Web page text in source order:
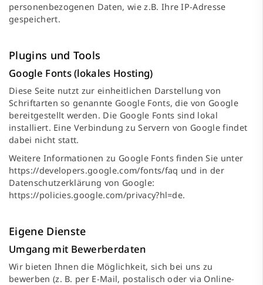
personenbezogenen Daten, wie z.B. Ihre IP-Adresse
gespeichert.
Plugins und Tools
Google Fonts (lokales Hosting)
Diese Seite nutzt zur einheitlichen Darstellung von
Schriftarten so genannte Google Fonts, die von Google
bereitgestellt werden. Die Google Fonts sind lokal
installiert. Eine Verbindung zu Servern von Google findet
dabei nicht statt.
Weitere Informationen zu Google Fonts finden Sie unter
https://developers.google.com/fonts/faq und in der
Datenschutzerklärung von Google:
https://policies.google.com/privacy?hl=de.
Eigene Dienste
Umgang mit Bewerberdaten
Wir bieten Ihnen die Möglichkeit, sich bei uns zu
bewerben (z. B. per E-Mail, postalisch oder via Online-